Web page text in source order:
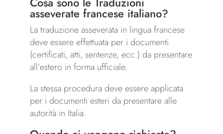
asseverate francese italiano?
La traduzione asseverata in lingua francese
deve essere effettuata per i documenti
(certificati, atti, sentenze, ecc.) da presentare
all’estero in forma ufficiale.
La stessa procedura deve essere applicata
per i documenti esteri da presentare alle
autorità in Italia.